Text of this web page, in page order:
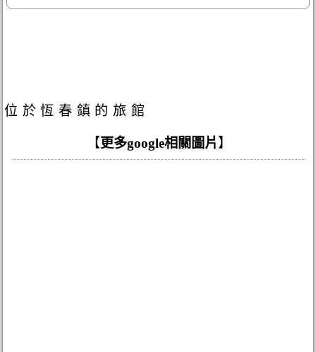
位於恆春鎮的旅館
【更多google相關圖片 】